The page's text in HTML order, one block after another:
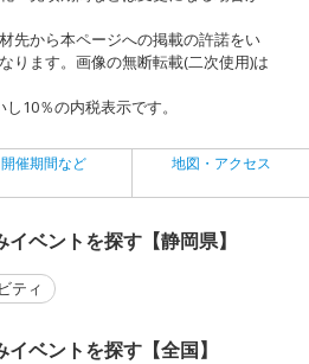
先から本ページへの掲載の許諾をい
ります。画像の無断転載(二次使用)は
10％の内税表示です。
開催期間など 地図・アクセス
ベントを探す【静岡県】
ティ
ベントを探す【全国】